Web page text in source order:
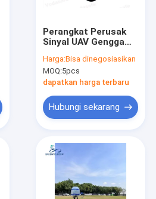
Perangkat Perusak
Sinyal UAV Genggam
Perusakan 250m,
Daya Output 24W,
dan 4 Pita Frekuensi
Harga:Bisa dinegosiasikan
MOQ:5pcs
dapatkan harga terbaru
Hubungi sekarang